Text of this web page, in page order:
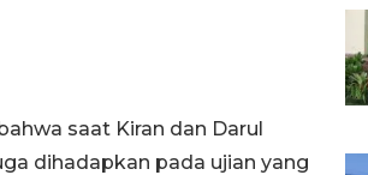
saat Kiran dan Darul
dihadapkan pada ujian yang